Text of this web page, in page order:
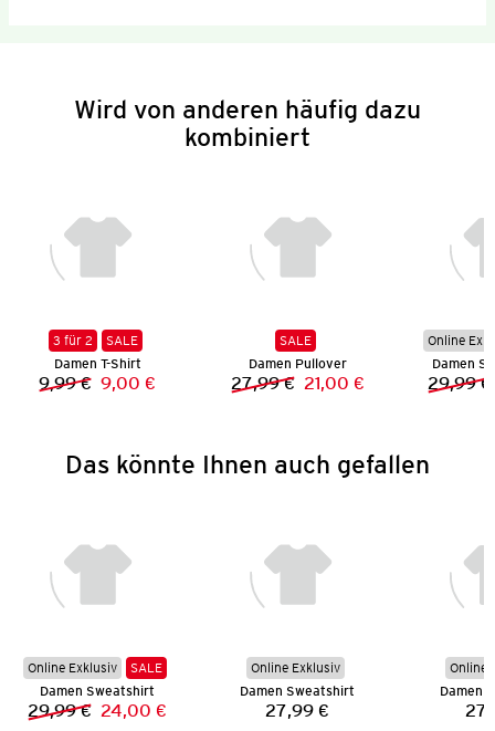
Wird von anderen häufig dazu
kombiniert
3 für 2
SALE
Damen T-Shirt
Vorheriger Preis:
9,99 € Neuer Preis:
9,00 €
SALE
Damen Pullover
Vorheriger Preis:
27,99 € Neuer Preis:
21,00 €
Online
Damen
29,99 €
Das könnte Ihnen auch gefallen
Online Exklusiv
SALE
Damen Sweatshirt
Vorheriger Preis:
29,99 € Neuer Preis:
24,00 €
Online Exklusiv
Damen Sweatshirt
Preis:
27,99 €
Online
Damen